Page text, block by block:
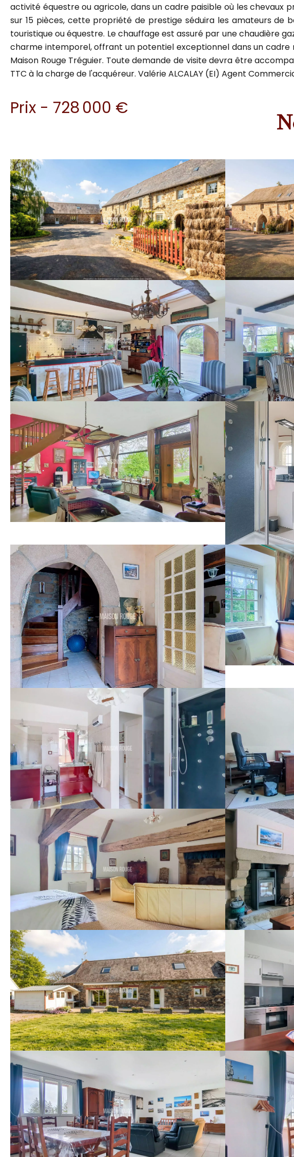
activité équestre ou agricole, dans un cadre paisible où les
sur 15 pièces, cette propriété de prestige séduira les amateurs
touristique ou équestre. Le chauffage est assuré par une chaudière
charme intemporel, offrant un potentiel exceptionnel dans un cadre
Maison Rouge Tréguier. Toute demande de visite devra être
TTC à la charge de l'acquéreur. Valérie ALCALAY (EI) Agent
Prix - 728 000 €